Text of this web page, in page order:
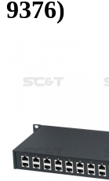
9376)